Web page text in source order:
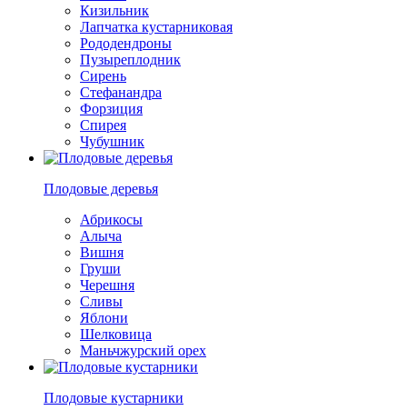
Кизильник
Лапчатка кустарниковая
Рододендроны
Пузыреплодник
Сирень
Стефанандра
Форзиция
Спирея
Чубушник
Плодовые деревья
Абрикосы
Алыча
Вишня
Груши
Черешня
Сливы
Яблони
Шелковица
Маньчжурский орех
Плодовые кустарники